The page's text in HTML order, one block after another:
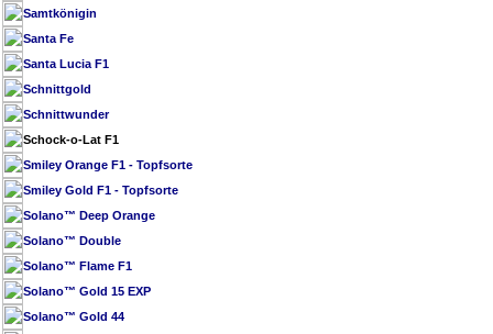
Samtkönigin
Santa Fe
Santa Lucia F1
Schnittgold
Schnittwunder
Schock-o-Lat F1
Smiley Orange F1 - Topfsorte
Smiley Gold F1 - Topfsorte
Solano™ Deep Orange
Solano™ Double
Solano™ Flame F1
Solano™ Gold 15 EXP
Solano™ Gold 44